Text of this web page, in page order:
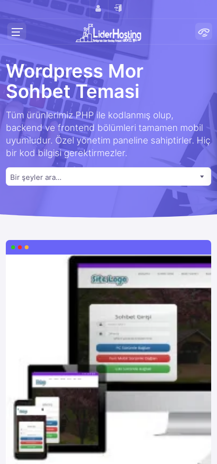
Wordpress Mor
Sohbet Temasi
Tüm ürünlerimiz PHP ile kodlanmış olup,
backend ve frontend bölümleri tamamen mobil
uyumludur. Özel yönetim paneline sahiptirler. Hiç
bir kod bilgisi gerektirmezler.
Bir şeyler ara...